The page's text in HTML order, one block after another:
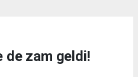
de zam geldi!